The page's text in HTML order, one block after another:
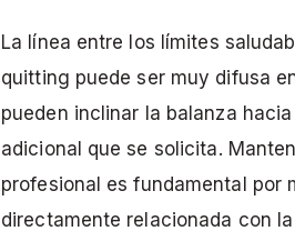
La línea entre los límites
quitting puede ser muy difusa
pueden inclinar la balanza
adicional que se solicita.
profesional es fundamental por
directamente relacionada con